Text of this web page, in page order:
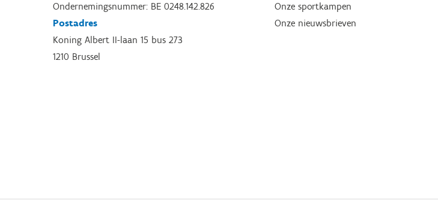
Ondernemingsnummer: BE 0248.142.826
Postadres
Koning Albert II-laan 15 bus 273
1210 Brussel
Onze sportkampen
Onze nieuwsbrieven